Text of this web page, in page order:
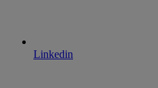
Linkedin